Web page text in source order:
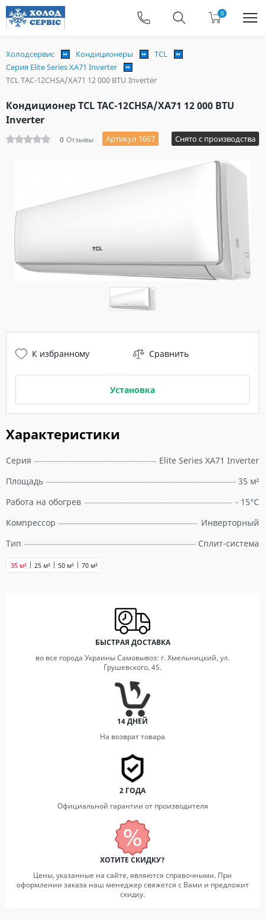
0
Холодсервис Кондиционеры
TCL
Серия Elite Series XA71 Inverter
TCL TAC-12CHSA/XA71 12 000 BTU Inverter
Кондиционер TCL TAC-12CHSA/XA71 12 000 BTU
Inverter
0 Отзывы Артикул 1667 Снято с производства
Характеристики
Серия
Elite Series XA71 Inverter
Площадь
35 м²
Работа на обогрев
- 15°С
Компрессор
Инверторный
Тип
Сплит-система
25 м²
35 м² 50 м² 70 м²
К избранному Сравнить
Установка
БЫСТРАЯ ДОСТАВКА
во все города Украины Самовывоз: г. Хмельницкий, ул.
Грушевского, 45.
14 ДНЕЙ
На возврат товара
2 ГОДА
Официальной гарантии от производителя
ХОТИТЕ СКИДКУ?
Цены, указанные на сайте, являются справочными. При
оформлении заказа наш менеджер свяжется с Вами и предложит
скидку.